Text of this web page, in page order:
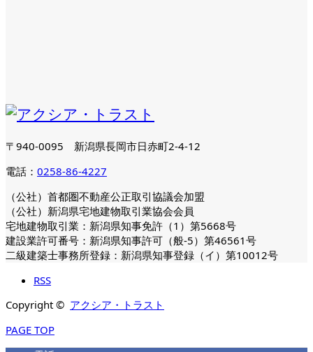
〒940-0095 新潟県長岡市日赤町2-4-12
電話： 0258-86-4227
（公社）首都圏不動産公正取引協議会加盟
（公社）新潟県宅地建物取引業協会会員
宅地建物取引業：新潟県知事免許（1）第5668号
建設業許可番号：新潟県知事許可（般-5）第46561号
二級建築士事務所登録：新潟県知事登録（イ）第10012号
RSS
Copyright © アクシア・トラスト
PAGE TOP